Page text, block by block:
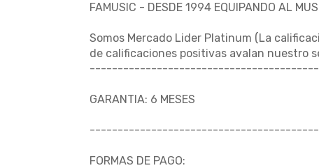
FAMUSIC - DESDE 1994 EQUIPANDO AL
Somos Mercado Lider Platinum (La
de calificaciones positivas avalan nuestro
GARANTIA: 6 MESES
FORMAS DE PAGO: